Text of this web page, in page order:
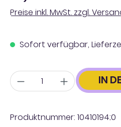
Preise inkl. MwSt. zzgl.
Sofort verfügbar,
Anzahl IN
Produktnummer: 10410194;0